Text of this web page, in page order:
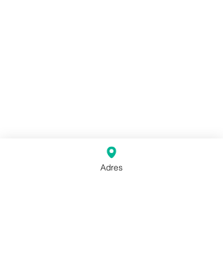
Adres